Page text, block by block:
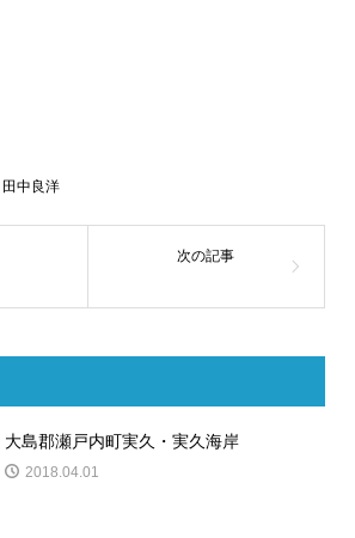
田中良洋
大島郡瀬戸内町実久・実久海岸
2018.04.01